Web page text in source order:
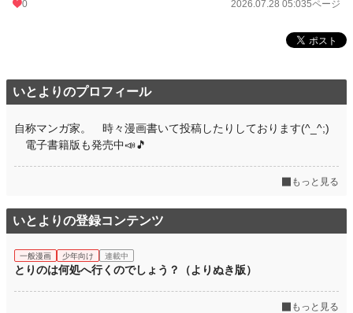
0 2026.07.28 05:035ページ
いとよりのプロフィール
自称マンガ家。 時々漫画書いて投稿したりしております(^_^;)
電子書籍版も発売中📣🎵
もっと見る
いとよりの登録コンテンツ
一般漫画 少年向け 連載中
とりのは何処へ行くのでしょう？（よりぬき版）
もっと見る